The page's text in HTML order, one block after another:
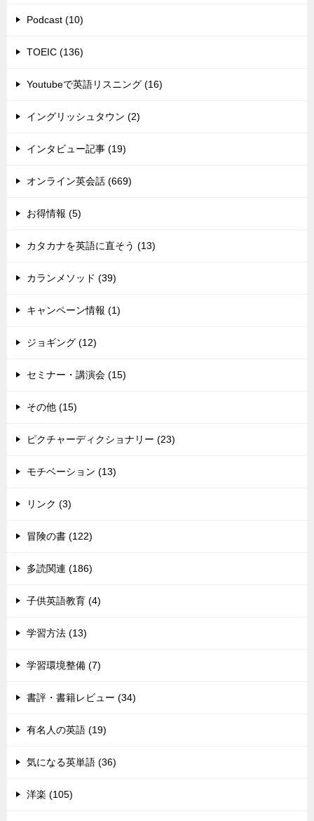
Podcast (10)
TOEIC (136)
Youtubeで英語リスニング (16)
イングリッシュタウン (2)
インタビュー記事 (19)
オンライン英会話 (669)
お得情報 (5)
カタカナを英語に直そう (13)
カランメソッド (39)
キャンペーン情報 (1)
ジョギング (12)
セミナー・講演会 (15)
その他 (15)
ピクチャーディクショナリー (23)
モチベーション (13)
リンク (3)
冒険の書 (122)
多読関連 (186)
子供英語教育 (4)
学習方法 (13)
学習環境整備 (7)
書評・書籍レビュー (34)
有名人の英語 (19)
気になる英単語 (36)
洋楽 (105)